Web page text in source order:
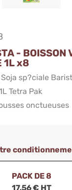
- BOISSON
1L x8
sp?ciale
Tetra Pak
onctueuses
PACK DE 8
17,56 € HT